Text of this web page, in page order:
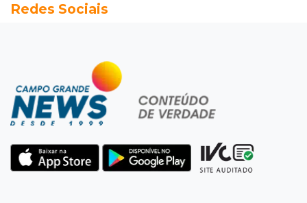
Juiz decreta preventiva de pai e filho flagrados
Dominguinho
Artesanato de MS entra em nova etapa da
turnê de João Gomes
Eventos interditam ruas de Campo Grande
nesta sexta-feira
Redes Sociais